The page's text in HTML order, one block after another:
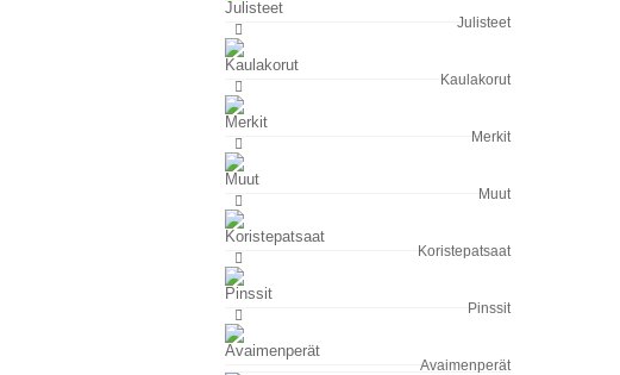
Julisteet
Kaulakorut
Merkit
Muut
Koristepatsaat
Pinssit
Avaimenperät